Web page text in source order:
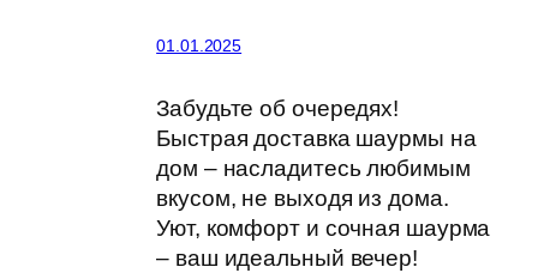
01.01.2025
Забудьте об очередях!
Быстрая доставка шаурмы на
дом – насладитесь любимым
вкусом, не выходя из дома.
Уют, комфорт и сочная шаурма
– ваш идеальный вечер!